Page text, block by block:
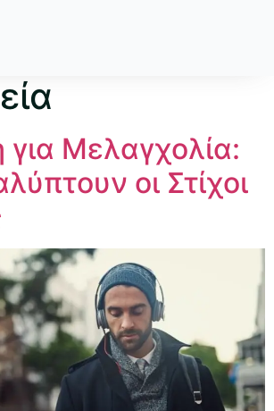
Μελαγχολία:
οι Στίχοι